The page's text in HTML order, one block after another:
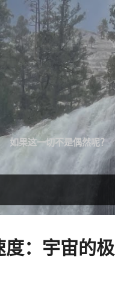
如果这一切不是偶然呢？
度：宇宙的极